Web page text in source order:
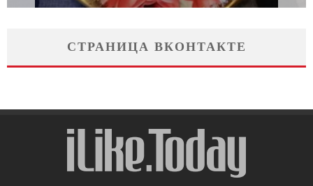
СТРАНИЦА ВКОНТАКТЕ